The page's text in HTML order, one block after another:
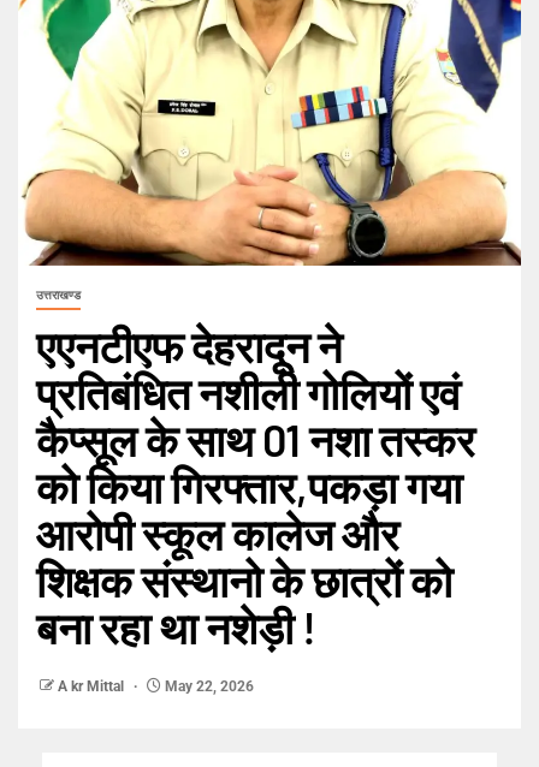
उत्तराखण्ड
एएनटीएफ देहरादून ने
प्रतिबंधित नशीली गोलियों एवं
कैप्सूल के साथ 01 नशा तस्कर
को किया गिरफ्तार,पकड़ा गया
आरोपी स्कूल कालेज और
शिक्षक संस्थानो के छात्रों को
बना रहा था नशेड़ी !
A kr Mittal May 22, 2026